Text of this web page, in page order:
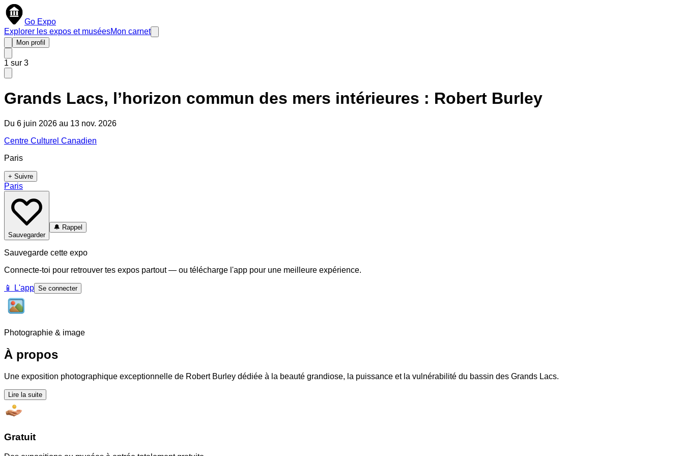
Go Expo
Explorer les expos et muséesMon carnet
Mon profil
1 sur 3
Grands Lacs, l’horizon commun des mers intérieures : Robert Burley
Du 6 juin 2026 au 13 nov. 2026
Centre Culturel Canadien
Paris
+ Suivre
Paris
Sauvegarder
🔔 Rappel
Sauvegarde cette expo
Connecte-toi pour retrouver tes expos partout — ou télécharge l'app pour une meilleure expérience.
📱 L'app Se connecter
Photographie & image
À propos
Une exposition photographique exceptionnelle de Robert Burley dédiée à la beauté grandiose, la puissance et la vulnérabilité du bassin des Grands Lacs.
Lire la suite
Gratuit